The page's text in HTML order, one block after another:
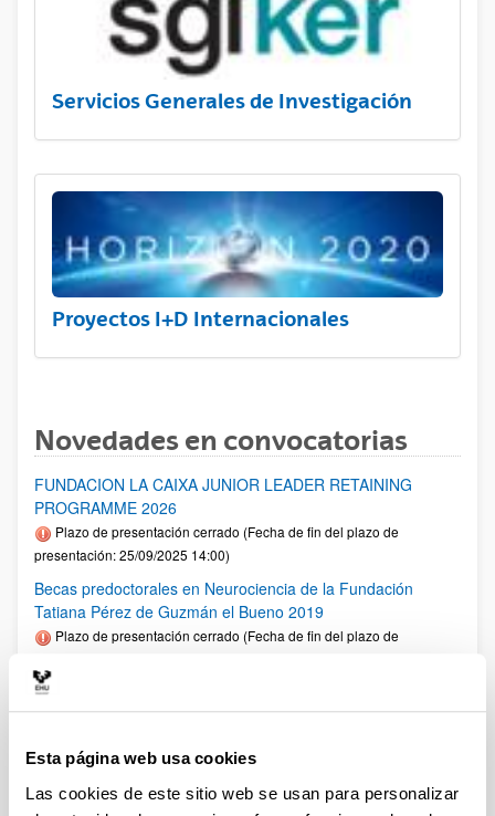
Esta página web usa cookies
Las cookies de este sitio web se usan para personalizar
Servicios Generales de Investigación
Proyectos I+D Internacionales
Novedades en convocatorias
FUNDACION LA CAIXA JUNIOR LEADER RETAINING
PROGRAMME 2026
Plazo de presentación cerrado (Fecha de fin del plazo de
presentación: 25/09/2025 14:00)
Becas predoctorales en Neurociencia de la Fundación
Tatiana Pérez de Guzmán el Bueno 2019
Plazo de presentación cerrado (Fecha de fin del plazo de
Fellows Gipuzkoa 2025
Plazo de presentación cerrado: 01/04/2025 - 12/05/2025 00:00
El plazo de presentación de solicitudes finaliza el 12/05/2025.
1er plazo interno UPV/EHU: 30/04/2025 (Ver resumen))